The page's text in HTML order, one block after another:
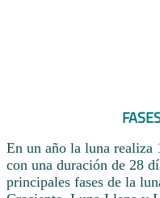
En un año la luna realiza
con una duración de 28
principales fases de la